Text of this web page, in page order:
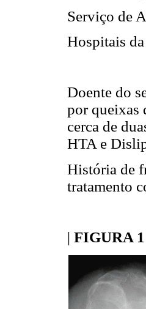
Serviço de
Hospitais
Doente do
por queixas
cerca de
HTA e
História de
tratamento
| FIGURA 1